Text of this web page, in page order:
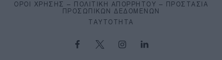
ΌΡΟΙ ΧΡΉΣΗΣ – ΠΟΛΙΤΙΚΉ ΑΠΟΡΡΉΤΟΥ – ΠΡΟΣΤΑΣΊΑ
ΠΡΟΣΩΠΙΚΏΝ ΔΕΔΟΜΈΝΩΝ
ΤΑΥΤΌΤΗΤΑ